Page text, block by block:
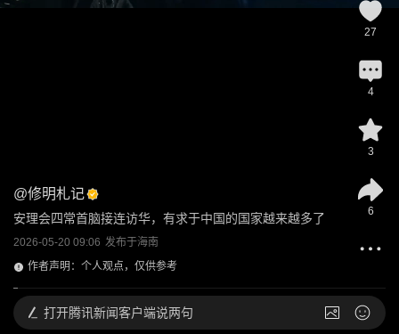
@修明札记
安理会四常首脑接连访华，有求于中国的国家越来越多了
2026-05-20 09:06 发布于海南
作者声明：个人观点，仅供参考
27
4
3
6
打开腾讯新闻客户端说两句